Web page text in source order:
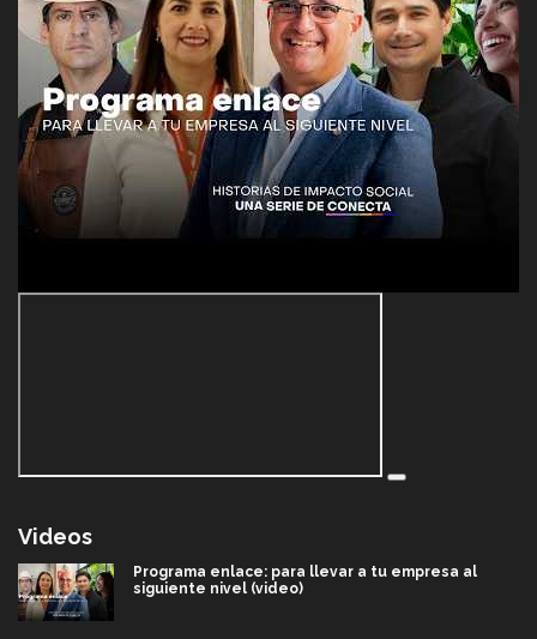
Videos
Programa enlace: para llevar a tu empresa al
siguiente nivel (video)